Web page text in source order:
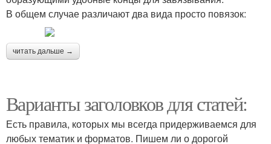
В общем случае различают два вида просто повязок:
читать дальше →
Варианты заголовков для статей:
Есть правила, которых мы всегда придерживаемся для
любых тематик и форматов. Пишем ли о дорогой